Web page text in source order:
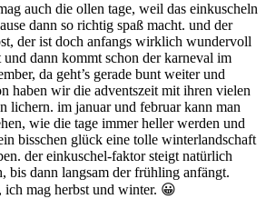
auch die ollen tage, weil das einkuscheln
dann so richtig spaß macht. und der
der ist doch anfangs wirklich wundervoll
und dann kommt schon der karneval im
da geht’s gerade bunt weiter und
haben wir die adventszeit mit ihren vielen
lichern. im januar und februar kann man
wie die tage immer heller werden und
bisschen glück eine tolle winterlandschaft
der einkuschel-faktor steigt natürlich
bis dann langsam der frühling anfängt.
ich mag herbst und winter. 😀